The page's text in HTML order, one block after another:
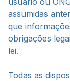
assumidas
que
obrigações
lei.
Todas as